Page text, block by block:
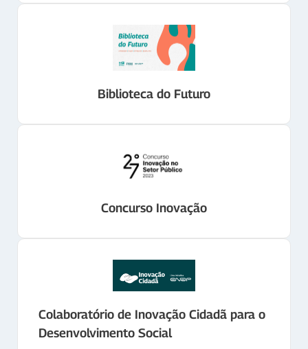
Biblioteca do Futuro
Concurso Inovação
Colaboratório de Inovação Cidadã para o
Desenvolvimento Social